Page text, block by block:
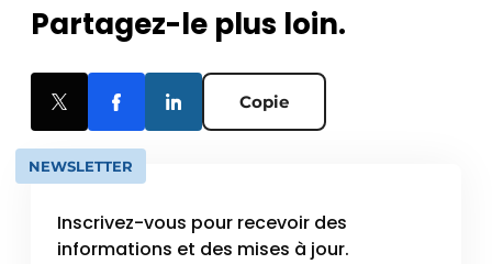
Partagez-le plus loin.
Copie
NEWSLETTER
Inscrivez-vous pour recevoir des
informations et des mises à jour.